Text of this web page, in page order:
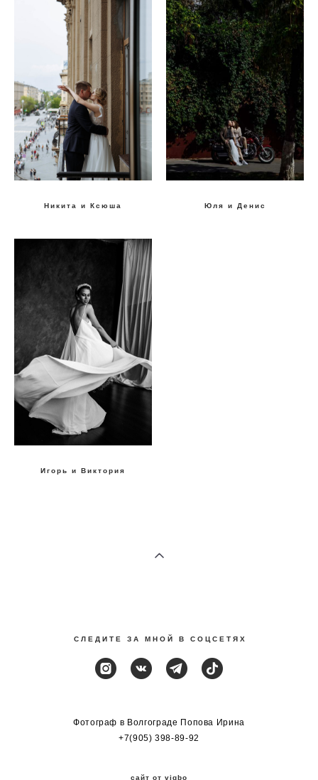
Никита и Ксюша Юля и Денис
Игорь и Виктория
С Л Е Д И Т Е З А М Н О Й В С О Ц С Е Т Я Х
Фотограф в Волгограде Попова Ирина
+7(905) 398-89-92
сайт от vigbo